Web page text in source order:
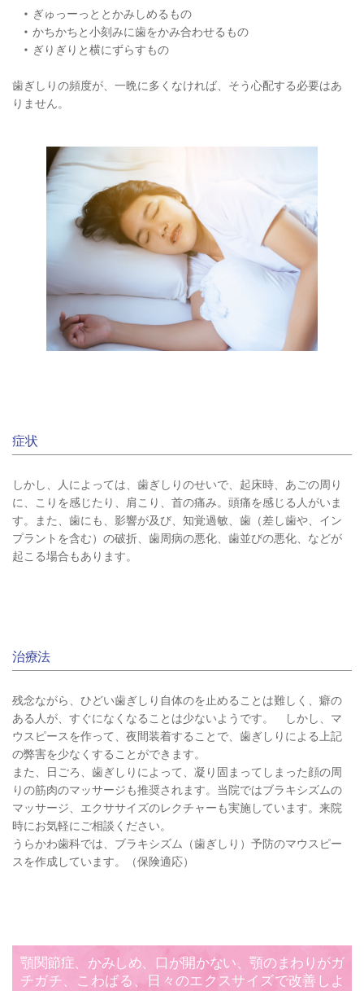
ぎゅっーっととかみしめるもの
かちかちと小刻みに歯をかみ合わせるもの
ぎりぎりと横にずらすもの
歯ぎしりの頻度が、一晩に多くなければ、そう心配する必要はあ
りません。
症状
しかし、人によっては、歯ぎしりのせいで、起床時、あごの周り
に、こりを感じたり、肩こり、首の痛み。頭痛を感じる人がいま
す。また、歯にも、影響が及び、知覚過敏、歯（差し歯や、イン
プラントを含む）の破折、歯周病の悪化、歯並びの悪化、などが
起こる場合もあります。
治療法
残念ながら、ひどい歯ぎしり自体のを止めることは難しく、癖の
ある人が、すぐになくなることは少ないようです。　しかし、マ
ウスピースを作って、夜間装着することで、歯ぎしりによる上記
の弊害を少なくすることができます。
また、日ごろ、歯ぎしりによって、凝り固まってしまった顔の周
りの筋肉のマッサージも推奨されます。当院ではブラキシズムの
マッサージ、エクササイズのレクチャーも実施しています。来院
時にお気軽にご相談ください。
うらかわ歯科では、ブラキシズム（歯ぎしり）予防のマウスピー
スを作成しています。（保険適応）
顎関節症、かみしめ、口が開かない、顎のまわりがガ
チガチ、こわばる、日々のエクスサイズで改善しよ